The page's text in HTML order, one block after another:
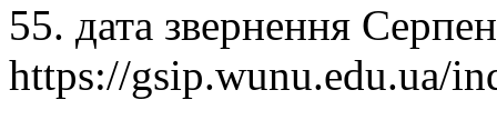
55. дата звернення
https://gsip.wunu.edu.ua/